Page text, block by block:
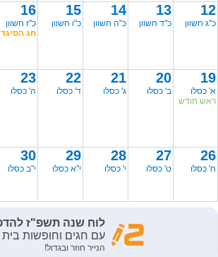
12
כ"ג חשוון
13
כ"ד חשוון
14
כ"ה חשוון
15
כ"ו חשוון
16
כ"ז חשוון
חג הסיגד
19
א' כסלו
ראש חודש
20
ב' כסלו
21
ג' כסלו
22
ד' כסלו
23
ה' כסלו
26
ח' כסלו
27
ט' כסלו
28
י' כסלו
29
י"א כסלו
30
י"ב כסלו